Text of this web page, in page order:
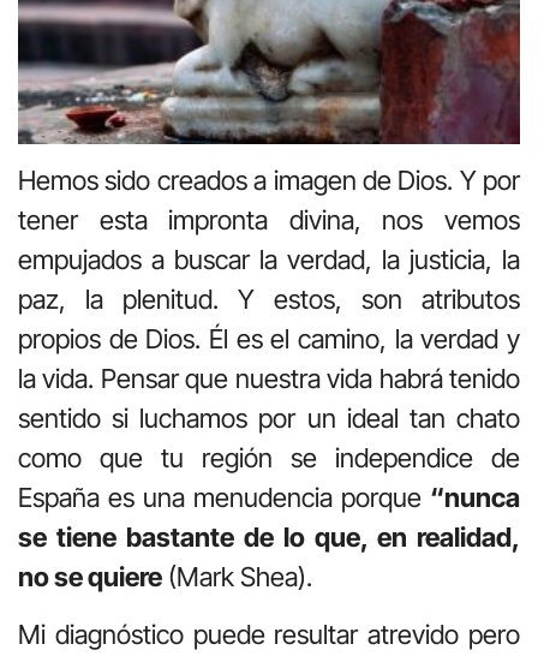
Hemos sido creados a imagen de Dios. Y por
tener esta impronta divina, nos vemos
empujados a buscar la verdad, la justicia, la
paz, la plenitud. Y estos, son atributos
propios de Dios. Él es el camino, la verdad y
la vida. Pensar que nuestra vida habrá tenido
sentido si luchamos por un ideal tan chato
como que tu región se independice de
España es una menudencia porque “nunca
se tiene bastante de lo que, en realidad,
no se quiere (Mark Shea).
Mi diagnóstico puede resultar atrevido pero